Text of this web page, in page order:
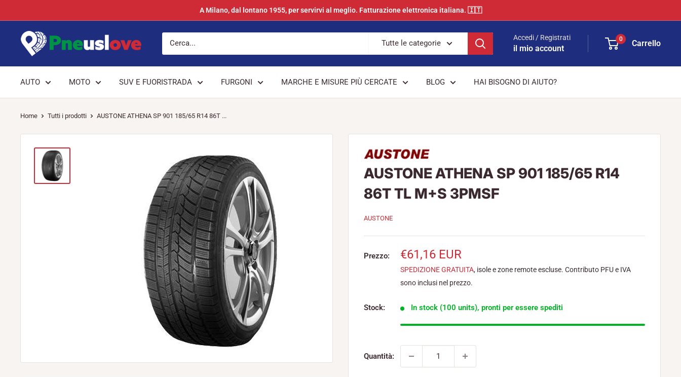
al
contenuto
A Milano, dal lontano 1955, per servirvi al meglio. Fatturazione elettronica italiana. 🇮🇹
Pneuslove
Tutte le categorie
Accedi / Registrati
il mio account
0 Carrello
AUTO MOTO SUV E FUORISTRADA FURGONI MARCHE E MISURE PIÙ CERCATE BLOG HAI BISOGNO DI AIUTO?
Home Tutti i prodotti AUSTONE ATHENA SP 901 185/65 R14 86T ...
AUSTONE ATHENA SP 901 185/65 R14
86T TL M+S 3PMSF
AUSTONE
Prezzo:
Prezzo
scontato
€61,16 EUR
SPEDIZIONE GRATUITA, isole e zone remote escluse. Contributo PFU e IVA
sono inclusi nel prezzo.
Stock: In stock (100 units), pronti per essere spediti
Quantità: